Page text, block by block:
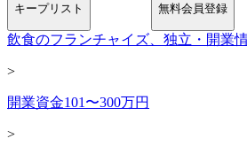
キープリスト 無料会員登録
飲食のフランチャイズ、独立・開業
>
開業資金101〜300万円
>